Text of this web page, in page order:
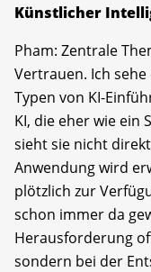
Künstlicher
Pham: Zentrale
Vertrauen. Ich
Typen von KI-
KI, die eher wie ein
sieht sie nicht
Anwendung wird
plötzlich zur
schon immer da
Herausforderung
sondern bei der